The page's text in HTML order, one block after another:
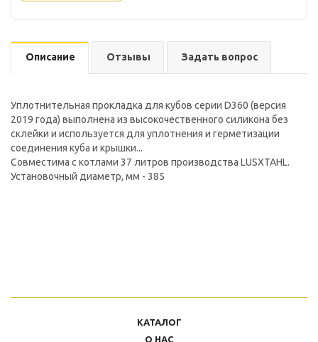
Описание Отзывы Задать вопрос
Уплотнительная прокладка для кубов серии D360 (версия
2019 года) выполнена из высокочественного силикона без
склейки и используется для уплотнения и герметизации
соединения куба и крышки...
Совместима с котлами 37 литров производства LUSXTAHL.
Установочный диаметр, мм - 385
КАТАЛОГ
О НАС